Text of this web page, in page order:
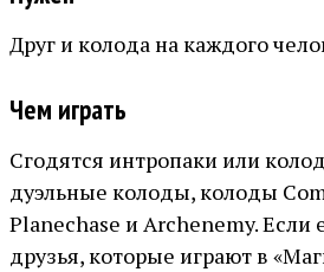
Друг и колода на каждого
Чем играть
Сгодятся интропаки или
дуэльные колоды, колоды
Planechase и Archenemy. Если
друзья, которые играют в